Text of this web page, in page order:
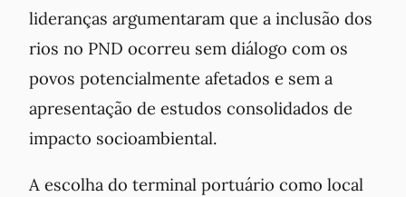
lideranças argumentaram que a inclusão dos
rios no PND ocorreu sem diálogo com os
povos potencialmente afetados e sem a
apresentação de estudos consolidados de
impacto socioambiental.
A escolha do terminal portuário como local